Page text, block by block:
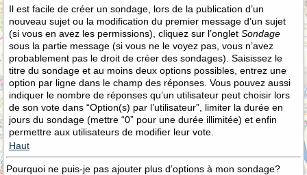
Il est facile de créer un sondage, lors de la publication d’un
nouveau sujet ou la modification du premier message d’un sujet
(si vous en avez les permissions), cliquez sur l’onglet Sondage
sous la partie message (si vous ne le voyez pas, vous n’avez
probablement pas le droit de créer des sondages). Saisissez le
titre du sondage et au moins deux options possibles, entrez une
option par ligne dans le champ des réponses. Vous pouvez aussi
indiquer le nombre de réponses qu’un utilisateur peut choisir lors
de son vote dans “Option(s) par l’utilisateur”, limiter la durée en
jours du sondage (mettre “0” pour une durée illimitée) et enfin
permettre aux utilisateurs de modifier leur vote.
Haut
Pourquoi ne puis-je pas ajouter plus d’options à mon sondage?